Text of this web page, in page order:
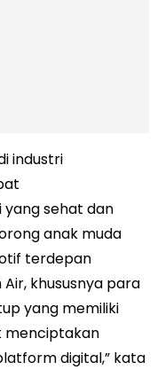
industri
sehat dan
anak muda
terdepan
khususnya para
yang memiliki
menciptakan
digital,” kata